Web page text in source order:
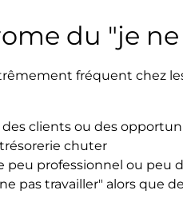
du "je
fréquent chez
clients ou des
chuter
peu professionnel ou peu
pas travailler" alors que